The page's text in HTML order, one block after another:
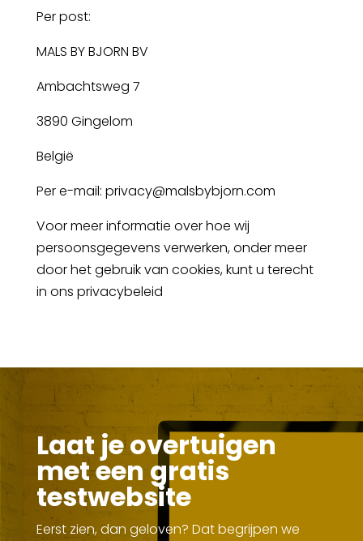
Per post:
MALS BY BJORN BV
Ambachtsweg 7
3890 Gingelom
België
Per e-mail: privacy@malsbybjorn.com
Voor meer informatie over hoe wij
persoonsgegevens verwerken, onder meer
door het gebruik van cookies, kunt u terecht
in ons privacybeleid
Laat je overtuigen
met een gratis
testwebsite
Eerst zien, dan geloven? Dat begrijpen we